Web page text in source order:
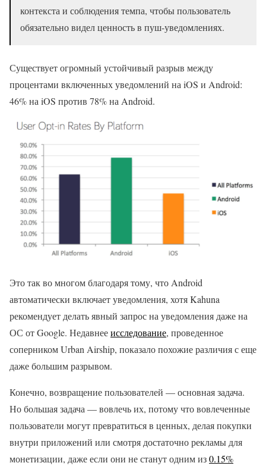
контекста и соблюдения темпа, чтобы пользователь
обязательно видел ценность в пуш-уведомлениях.
Существует огромный устойчивый разрыв между
процентами включенных уведомлений на iOS и Android:
46% на iOS против 78% на Android.
Это так во многом благодаря тому, что Android
автоматически включает уведомления, хотя Kahuna
рекомендует делать явный запрос на уведомления даже на
ОС от Google. Недавнееисследование, проведенное
соперником Urban Airship, показало похожие различия с еще
даже большим разрывом.
Конечно, возвращение пользователей — основная задача.
Но большая задача — вовлечь их, потому что вовлеченные
пользователи могут превратиться в ценных, делая покупки
внутри приложений или смотря достаточно рекламы для
монетизации, даже если они не станут одним из0.15%